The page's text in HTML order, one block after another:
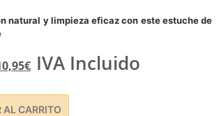
natural y limpieza eficaz con este estuche de
€ IVA Incluido
AL CARRITO